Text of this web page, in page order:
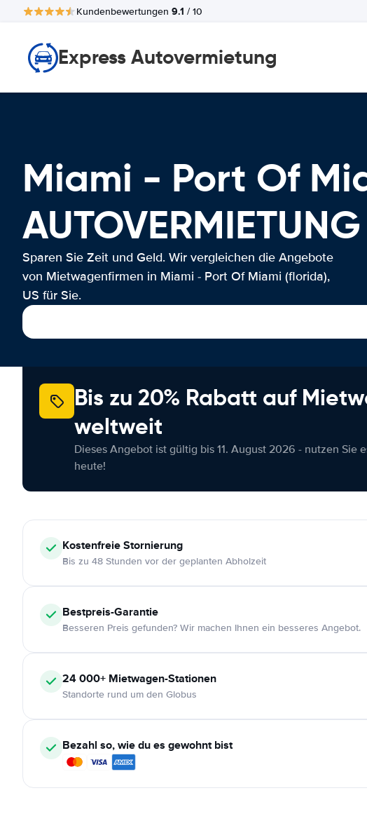
Kundenbewertungen 9.1 / 10
Express Autovermietung
Miami - Port Of
AUTOVERMIETUNG
Sparen Sie Zeit und Geld. Wir vergleichen die Angebote
von Mietwagenfirmen in Miami - Port Of Miami (florida),
US für Sie.
Bis zu 20% Rabatt auf
weltweit
Dieses Angebot ist gültig bis 11. August 2026 - nutzen Sie
heute!
KostenfreieStornierung
Bis zu 48 Stunden vor der geplanten Abholzeit
Bestpreis-Garantie
Besseren Preis gefunden? Wir machen Ihnen ein besseres Angebot.
24 000+ Mietwagen-Stationen
Standorte rund um den Globus
Bezahl so, wie du es gewohnt bist